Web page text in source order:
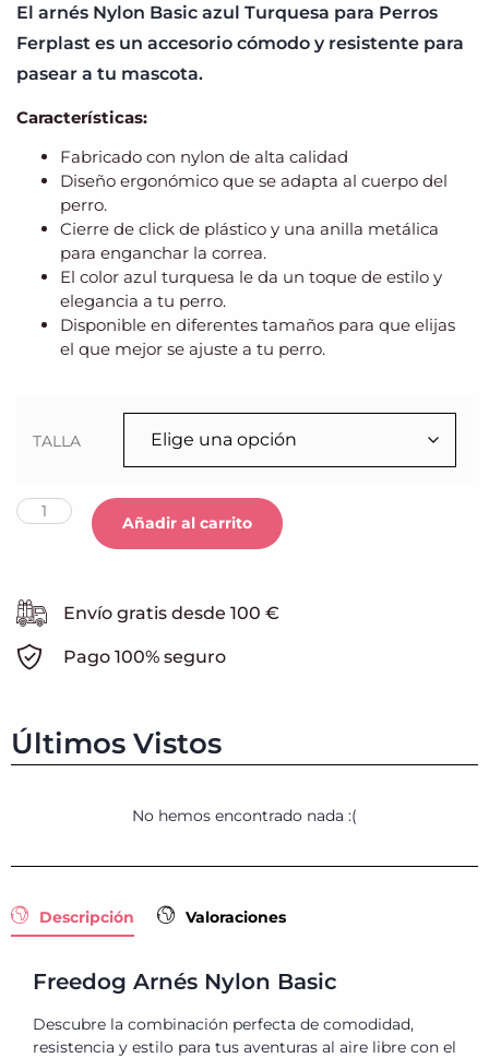
El arnés Nylon Basic azul Turquesa para Perros
Ferplast es un accesorio cómodo y resistente para
pasear a tu mascota.
Características:
Fabricado con nylon de alta calidad
Diseño ergonómico que se adapta al cuerpo del
perro.
Cierre de click de plástico y una anilla metálica
para enganchar la correa.
El color azul turquesa le da un toque de estilo y
elegancia a tu perro.
Disponible en diferentes tamaños para que elijas
el que mejor se ajuste a tu perro.
TALLA
Añadir al carrito
Envío gratis desde 100 €
Pago 100% seguro
Últimos Vistos
No hemos encontrado nada :(
Descripción Valoraciones
Freedog Arnés Nylon Basic
Descubre la combinación perfecta de comodidad,
resistencia y estilo para tus aventuras al aire libre con el